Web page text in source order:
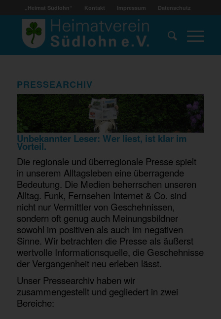
„Heimat Südlohn“ Kontakt Impressum Datenschutz
PRESSEARCHIV
Unbekannter Leser: Wer liest, ist klar im
Vorteil.
Die regionale und überregionale Presse spielt
in unserem Alltagsleben eine überragende
Bedeutung. Die Medien beherrschen unseren
Alltag. Funk, Fernsehen Internet & Co. sind
nicht nur Vermittler von Geschehnissen,
sondern oft genug auch Meinungsbildner
sowohl im positiven als auch im negativen
Sinne. Wir betrachten die Presse als äußerst
wertvolle Informationsquelle, die Geschehnisse
der Vergangenheit neu erleben lässt.
Unser Pressearchiv haben wir
zusammengestellt und gegliedert in zwei
Bereiche: